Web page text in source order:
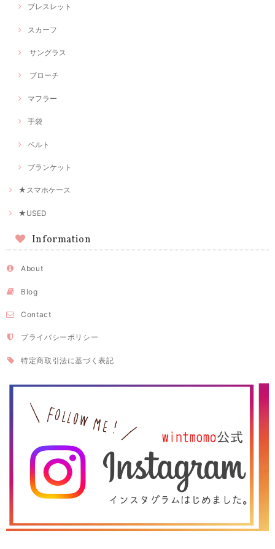
ブレスレット
スカーフ
サングラス
ブローチ
マフラー
手袋
ベルト
ブランケット
★スマホケース
★USED
Information
About
Blog
Contact
プライバシーポリシー
特定商取引法に基づく表記